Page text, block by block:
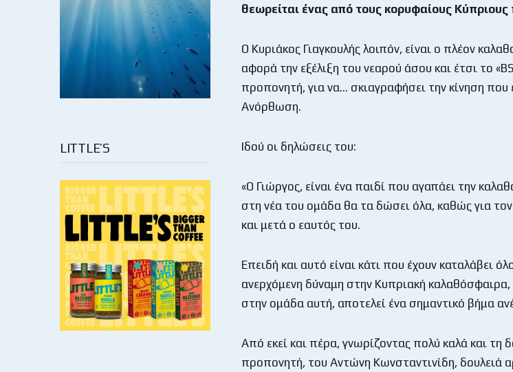
LITTLE’S
θεωρείται ένας από τους κορυφαίους
Ο Κυριάκος Γιαγκουλής λοιπόν, είναι ο πλέον
αφορά την εξέλιξη του νεαρού άσου και έτσι το
προπονητή, για να… σκιαγραφήσει την κίνηση που
Ανόρθωση.
Ιδού οι δηλώσεις του:
«Ο Γιώργος, είναι ένα παιδί που αγαπάει την
στη νέα του ομάδα θα τα δώσει όλα, καθώς για
και μετά ο εαυτός του.
Επειδή και αυτό είναι κάτι που έχουν καταλάβει
ανερχόμενη δύναμη στην Κυπριακή καλαθόσφαιρα,
στην ομάδα αυτή, αποτελεί ένα σημαντικό βήμα
Από εκεί και πέρα, γνωρίζοντας πολύ καλά και τη
προπονητή, του Αντώνη Κωνσταντινίδη, δουλειά